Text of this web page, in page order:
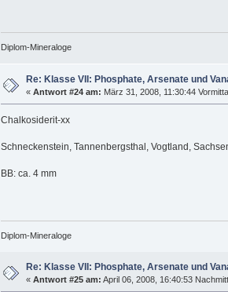
Diplom-Mineraloge
Re: Klasse VII: Phosphate, Arsenate und
« Antwort #24 am: März 31, 2008, 11:30:44
Chalkosiderit-xx
Schneckenstein, Tannenbergsthal, Vogtland,
BB: ca. 4 mm
Diplom-Mineraloge
Re: Klasse VII: Phosphate, Arsenate und
« Antwort #25 am: April 06, 2008, 16:40:53